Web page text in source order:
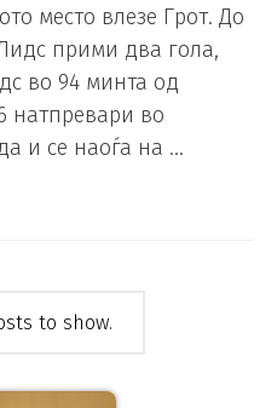
место влезе Грот. До
прими два гола,
во 94 минта од
натпревари во
и се наоѓа на …
to show.